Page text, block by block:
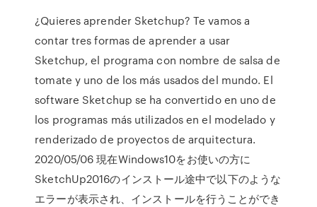
¿Quieres aprender Sketchup? Te vamos a
contar tres formas de aprender a usar
Sketchup, el programa con nombre de salsa de
tomate y uno de los más usados del mundo. El
software Sketchup se ha convertido en uno de
los programas más utilizados en el modelado y
renderizado de proyectos de arquitectura.
2020/05/06 現在Windows10をお使いの方に
SketchUp2016のインストール途中で以下のような
エラーが表示され、インストールを行うことができ